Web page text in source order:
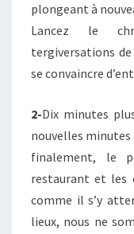
plongeant à
Lancez le
tergiversations
se convaincre
2-Dix minutes
nouvelles
finalement, le
restaurant et les
comme il s’y
lieux, nous ne